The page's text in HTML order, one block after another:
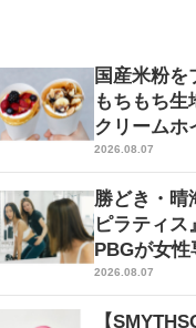
国産米粉を
もちもち生
クリームホ
ォレスティ
甲石田店」
７日（月）
販売を開始
2026.08.07
勝どき・晴
ピラティス
PBGが女性
（２号店）
2026.08.07
【